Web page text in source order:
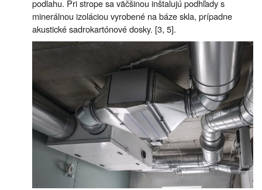
podlahu. Pri strope sa väčšinou inštalujú podhľady s
minerálnou izoláciou vyrobené na báze skla, prípadne
akustické sadrokartónové dosky. [3, 5].